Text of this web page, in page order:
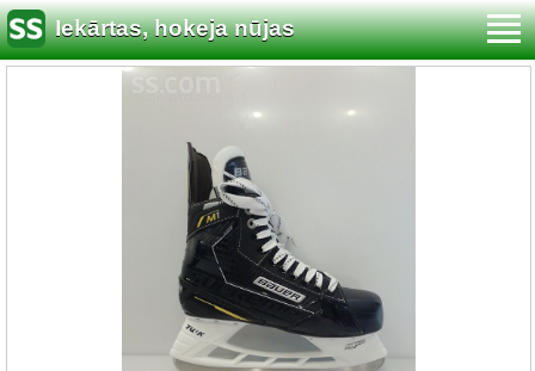
Iekārtas, hokeja nūjas